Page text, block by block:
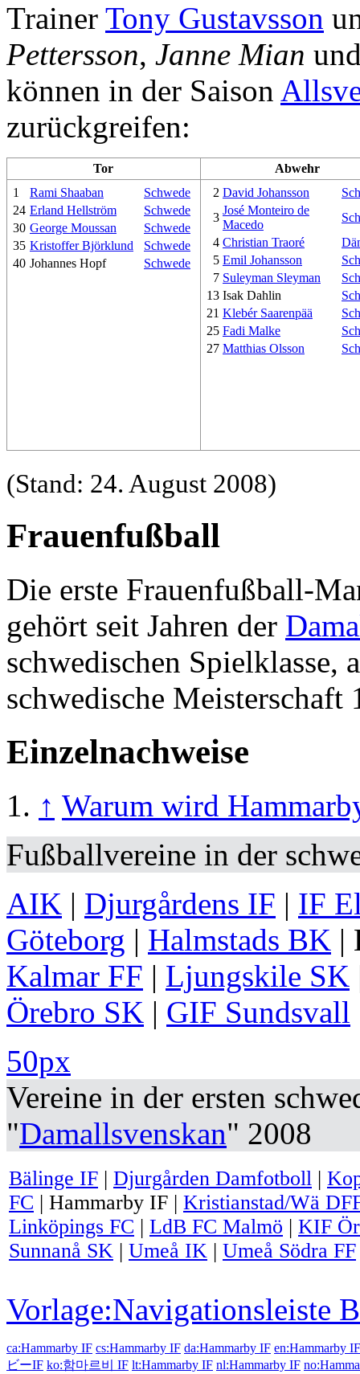
Trainer Tony Gustavsson
Pettersson, Janne Mian
können in der Saison
zurückgreifen:
Tor
Abwehr
1
Rami Shaaban
Schwede
24 Erland Hellström
Schwede
30 George Moussan
Schwede
35 Kristoffer Björklund
Schwede
40 Johannes Hopf Schwede
2 David Johansson
3
José Monteiro de
Macedo
4 Christian Traoré
5 Emil Johansson
7 Suleyman Sleyman
13 Isak Dahlin
21 Klebér Saarenpää
25 Fadi Malke
27 Matthias Olsson
(Stand: 24. August 2008)
Frauenfußball
Die erste Frauenfußball-
gehört seit Jahren der
schwedischen
schwedische Meisterschaft
Einzelnachweise
↑ Warum wird
Fußballvereine in der
AIK | Djurgårdens IF | IF
Göteborg | Halmstads BK |
Kalmar FF | Ljungskile SK
Örebro SK | GIF Sundsvall
50px
Vereine in der ersten
"Damallsvenskan" 2008
Bälinge IF | Djurgården Damfotboll |
FC | Hammarby IF | Kristianstad/Wä
Linköpings FC | LdB FC Malmö | KIF
Sunnanå SK | Umeå IK | Umeå Södra FF
Vorlage:Navigationsleiste
ca:Hammarby IF cs:Hammarby IF da:Hammarby IF en:Hammarby IF
ビーIF ko:함마르비 IF lt:Hammarby IF nl:Hammarby IF